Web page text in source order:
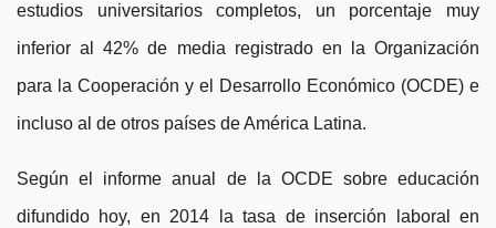
estudios universitarios completos, un porcentaje muy
inferior al 42% de media registrado en la Organización
para la Cooperación y el Desarrollo Económico (OCDE) e
incluso al de otros países de América Latina.
Según el informe anual de la OCDE sobre educación
difundido hoy, en 2014 la tasa de inserción laboral en